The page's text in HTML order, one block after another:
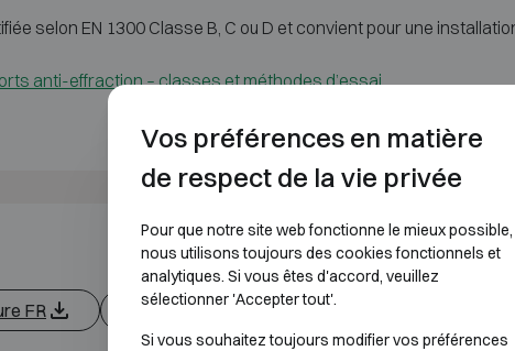
selon EN 1300 Classe B, C ou D et convient pour une
anti-effraction – classes et méthodes d’essai.
FR Kaba Paxos Advance brochure EN
Vos préférences en matière
de respect de la vie privée
Pour que notre site web fonctionne le mieux possible,
nous utilisons toujours des cookies fonctionnels et
analytiques. Si vous êtes d'accord, veuillez
sélectionner 'Accepter tout'.
Si vous souhaitez toujours modifier vos préférences